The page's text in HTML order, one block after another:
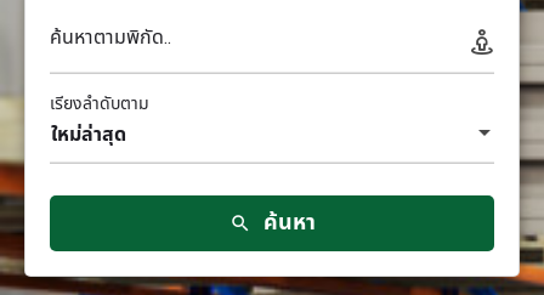
ค้นหาตามพิกัด..
ใหม่ล่าสุด
เรียงลำดับตาม
ค้นหา